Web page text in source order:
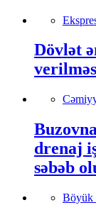
Dövlət
drenaj
səbəb
Böyük